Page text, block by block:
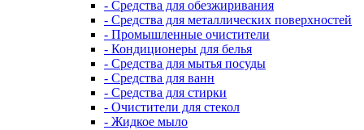
- Средства для обезжиривания
- Средства для металлических поверхностей
- Промышленные очистители
- Кондиционеры для белья
- Средства для мытья посуды
- Средства для ванн
- Средства для стирки
- Очистители для стекол
- Жидкое мыло